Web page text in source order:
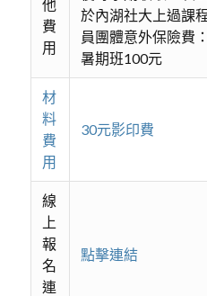
他
費
用
於內湖社大上過課
員團體意外保險費
暑期班100元
材
料
費
用
30元影印費
線
上
報
名
連
點擊連結